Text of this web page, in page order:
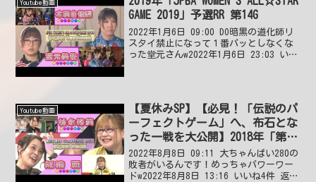
Youtube動画
GAME 2019」予選RR 第14G
2022年1月6日 09:00 DO暗黒の道化師リ
スタイ禁止になって１番パッとしなくな
った堂元さんw2022年1月6日 23:03 いい
Youtube動画
【夏休みSP】【必見！「伝説のパ
ーフェクトゲーム」へ、布石とな
った一戦を大公開】2018年「第39
回 関西オープン女子ボウリング
トーナメント」決勝RR 第6G
2022年8月8日 09:11 大ちゃんばい280の
敗者がいるんです！めっちゃパワーワー
ドw2022年8月8日 13:16 いいね4件 返信